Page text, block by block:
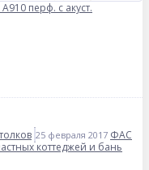
перф. с акуст.
25 февраля 2017 ФАС
коттеджей и бань